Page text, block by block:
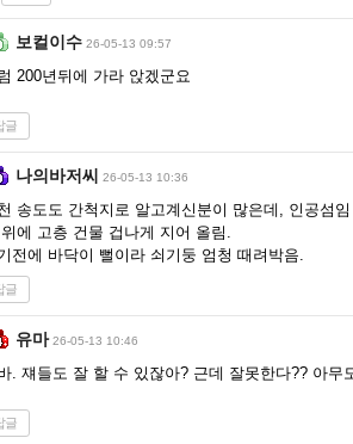
보컬이수 26-05-13 09:57
200년뒤에 가라 앉겠군요
글
나의바저씨 26-05-13 10:36
송도도 간척지로 알고계신분이 많은데, 인공섬임
에 고층 건물 겁나게 지어 올림.
전에 바닥이 뻘이라 쇠기둥 엄청 때려박음.
글
유마 26-05-13 10:46
. 쟤들도 잘 할 수 있잖아? 근데 잘못한다?? 아무
글